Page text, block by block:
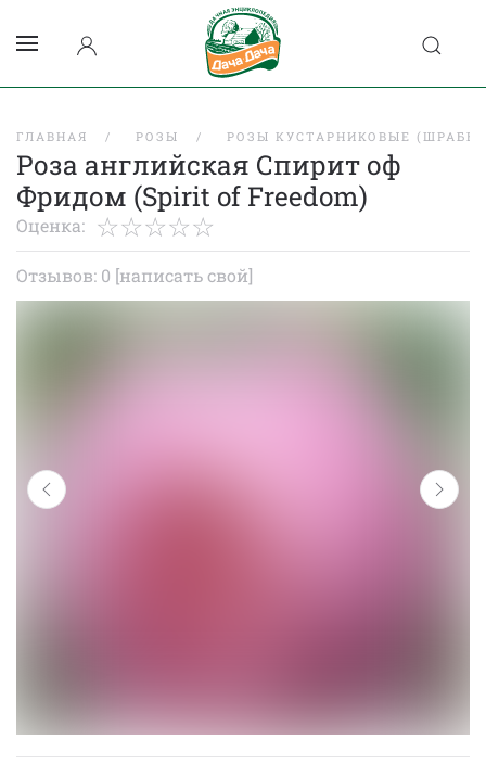
ГЛАВНАЯ РОЗЫ РОЗЫ КУСТАРНИКОВЫЕ (ШРАБЫ)
Роза английская Спирит оф
Фридом (Spirit of Freedom)
Оценка:
Отзывов: 0 [написать свой]